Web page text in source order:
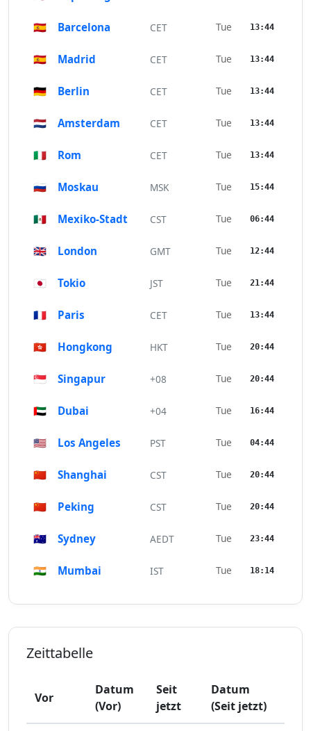
🇪🇸 Barcelona CET Tue 13:44
🇪🇸 Madrid CET Tue 13:44
🇩🇪 Berlin CET Tue 13:44
🇳🇱 Amsterdam CET Tue 13:44
🇮🇹 Rom CET Tue 13:44
🇷🇺 Moskau MSK Tue 15:44
🇲🇽 Mexiko-Stadt CST Tue 06:44
🇬🇧 London GMT Tue 12:44
🇯🇵 Tokio JST Tue 21:44
🇫🇷 Paris CET Tue 13:44
🇭🇰 Hongkong HKT Tue 20:44
🇸🇬 Singapur +08 Tue 20:44
🇦🇪 Dubai +04 Tue 16:44
🇺🇸 Los Angeles PST Tue 04:44
🇨🇳 Shanghai CST Tue 20:44
🇨🇳 Peking CST Tue 20:44
🇦🇺 Sydney AEDT Tue 23:44
🇮🇳 Mumbai IST Tue 18:14
Zeittabelle
Vor
Datum
(Vor)
Seit
jetzt
Datum
(Seit jetzt)